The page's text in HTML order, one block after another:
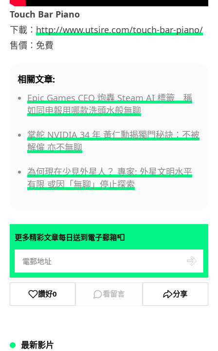
Touch Bar Piano
下載： http://www.utsire.com/touch-bar-piano/
售價：免費
相關文章:
Epic Games CEO 炮轟 Steam AI 標籤 稱
如同申報用哪款洗頭水般無聊
掌舵 NVIDIA 34 年 黃仁勳揭獨門秘訣：不被
解僱 亦不無聊
為何現在少見外星人？ 專家: 外星文明水平
有限 或因「無聊」停止探索
更多精彩文章每日送到電子郵箱📮
讚好0 看留言 分享
最新影片